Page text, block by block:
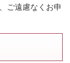
ご遠慮なくお申